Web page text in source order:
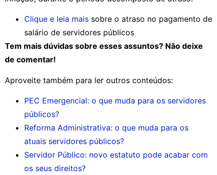
Clique e leia mais sobre o atraso no pagamento de
salário de servidores públicos
Tem mais dúvidas sobre esses assuntos? Não deixe
de comentar!
Aproveite também para ler outros conteúdos:
PEC Emergencial: o que muda para os servidores
públicos?
Reforma Administrativa: o que muda para os
atuais servidores públicos?
Servidor Público: novo estatuto pode acabar com
os seus direitos?